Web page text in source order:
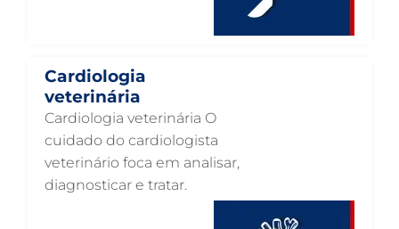
ANESTESIOLOGIA VETERINÁRIA EM GUARULHOS
ACUPUNTURA VETERINÁRIA EM GUARULHOS
VETERINÁRIO PARA GATOS
VETERINÁRIO PARA CACHORROS
VETERINÁRIO DE ANIMAIS SILVESTRES
VETERINÁRIO URGENTE
Cardiologia
veterinária
Cardiologia veterinária O
cuidado do cardiologista
veterinário foca em analisar,
diagnosticar e tratar.